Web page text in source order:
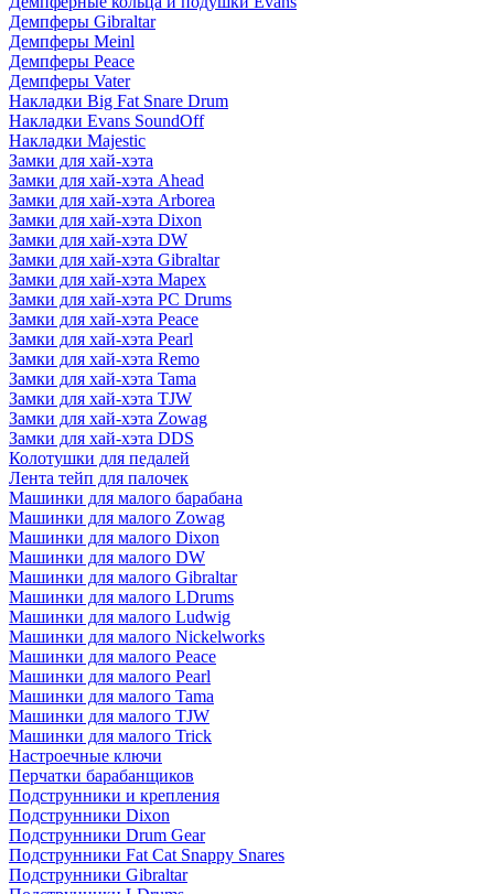
Демпферы Gibraltar
Демпферы Meinl
Демпферы Peace
Демпферы Vater
Накладки Big Fat Snare Drum
Накладки Evans SoundOff
Накладки Majestic
Замки для хай-хэта
Замки для хай-хэта Ahead
Замки для хай-хэта Arborea
Замки для хай-хэта Dixon
Замки для хай-хэта DW
Замки для хай-хэта Gibraltar
Замки для хай-хэта Mapex
Замки для хай-хэта PC Drums
Замки для хай-хэта Peace
Замки для хай-хэта Pearl
Замки для хай-хэта Remo
Замки для хай-хэта Tama
Замки для хай-хэта TJW
Замки для хай-хэта Zowag
Замки для хай-хэта DDS
Колотушки для педалей
Лента тейп для палочек
Машинки для малого барабана
Машинки для малого Zowag
Машинки для малого Dixon
Машинки для малого DW
Машинки для малого Gibraltar
Машинки для малого LDrums
Машинки для малого Ludwig
Машинки для малого Nickelworks
Машинки для малого Peace
Машинки для малого Pearl
Машинки для малого Tama
Машинки для малого TJW
Машинки для малого Trick
Настроечные ключи
Перчатки барабанщиков
Подструнники и крепления
Подструнники Dixon
Подструнники Drum Gear
Подструнники Fat Cat Snappy Snares
Подструнники Gibraltar